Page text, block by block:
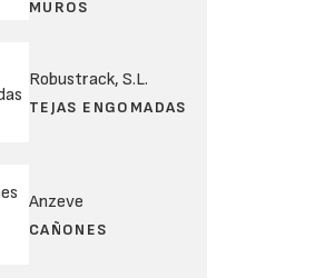
MUROS
Robustrack, S.L.
TEJAS ENGOMADAS
Anzeve
CAÑONES